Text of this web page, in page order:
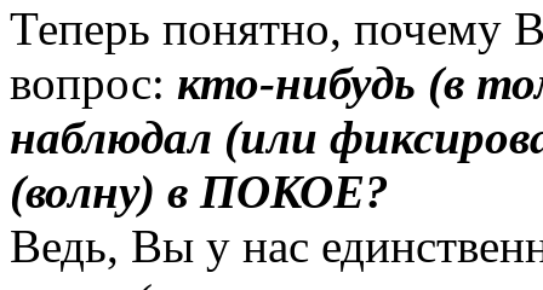
Теперь понятно, почему
вопрос: кто-нибудь (в
наблюдал (или
(волну) в ПОКОЕ?
Ведь, Вы у нас